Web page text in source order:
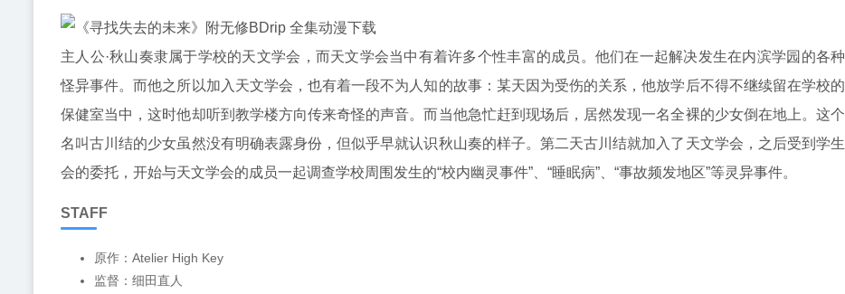
主人公·秋山奏隶属于学校的天文学会，而天文学会当中有着许多个性丰富的成员。他们在一起解决发生在内滨学园的各种
怪异事件。而他之所以加入天文学会，也有着一段不为人知的故事：某天因为受伤的关系，他放学后不得不继续留在学校的
保健室当中，这时他却听到教学楼方向传来奇怪的声音。而当他急忙赶到现场后，居然发现一名全裸的少女倒在地上。这个
名叫古川结的少女虽然没有明确表露身份，但似乎早就认识秋山奏的样子。第二天古川结就加入了天文学会，之后受到学生
会的委托，开始与天文学会的成员一起调查学校周围发生的“校内幽灵事件”、“睡眠病”、“事故频发地区”等灵异事件。
STAFF
原作：Atelier High Key
监督：细田直人